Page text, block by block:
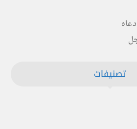
تصنيفات